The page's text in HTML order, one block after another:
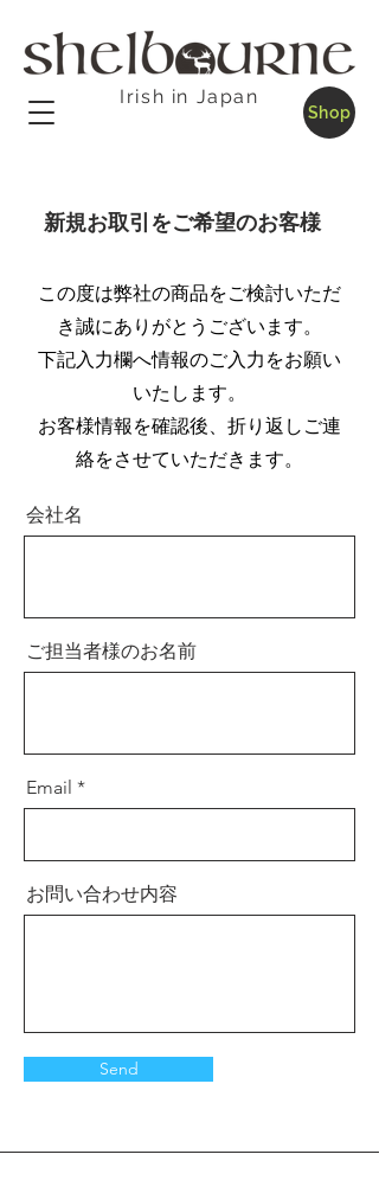
Shop
Irish in Japan
Contact
新規お取引をご希望のお客様
この度は弊社の商品をご検討いただ
き誠にありがとうございます。
下記入力欄へ情報のご入力をお願い
いたします。
お客様情報を確認後、折り返しご連
絡をさせていただきます。
会社名
ご担当者様のお名前
Email
お問い合わせ内容
Send